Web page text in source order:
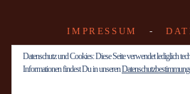
IMPRESSUM -
Datenschutz und Cookies: Diese Seite verwendet lediglich
Informationen findest Du in unseren